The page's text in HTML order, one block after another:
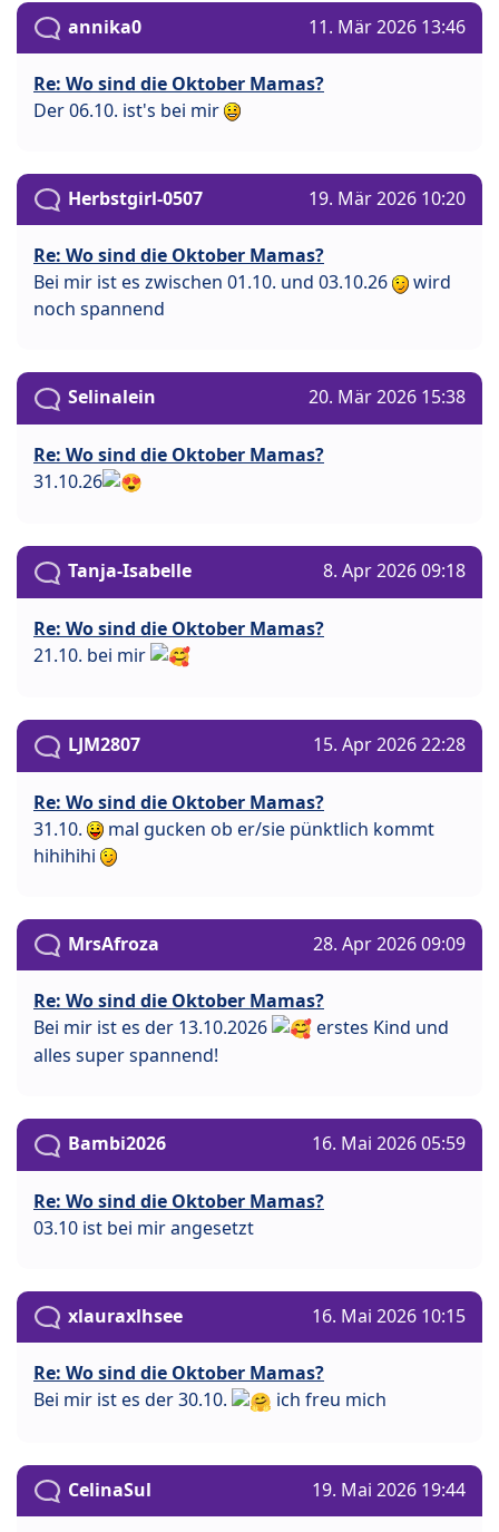
annika0 11. Mär 2026 13:46
Re: Wo sind die Oktober Mamas?
Der 06.10. ist's bei mir
Herbstgirl-0507 19. Mär 2026 10:20
Re: Wo sind die Oktober Mamas?
Bei mir ist es zwischen 01.10. und 03.10.26
wird
noch spannend
Selinalein 20. Mär 2026 15:38
Re: Wo sind die Oktober Mamas?
31.10.26
Tanja-Isabelle 8. Apr 2026 09:18
Re: Wo sind die Oktober Mamas?
21.10. bei mir
LJM2807 15. Apr 2026 22:28
Re: Wo sind die Oktober Mamas?
31.10.
mal gucken ob er/sie pünktlich kommt
hihihihi
MrsAfroza 28. Apr 2026 09:09
Re: Wo sind die Oktober Mamas?
Bei mir ist es der 13.10.2026
erstes Kind und
alles super spannend!
Bambi2026 16. Mai 2026 05:59
Re: Wo sind die Oktober Mamas?
03.10 ist bei mir angesetzt
xlauraxlhsee 16. Mai 2026 10:15
Re: Wo sind die Oktober Mamas?
Bei mir ist es der 30.10.
ich freu mich
CelinaSul 19. Mai 2026 19:44